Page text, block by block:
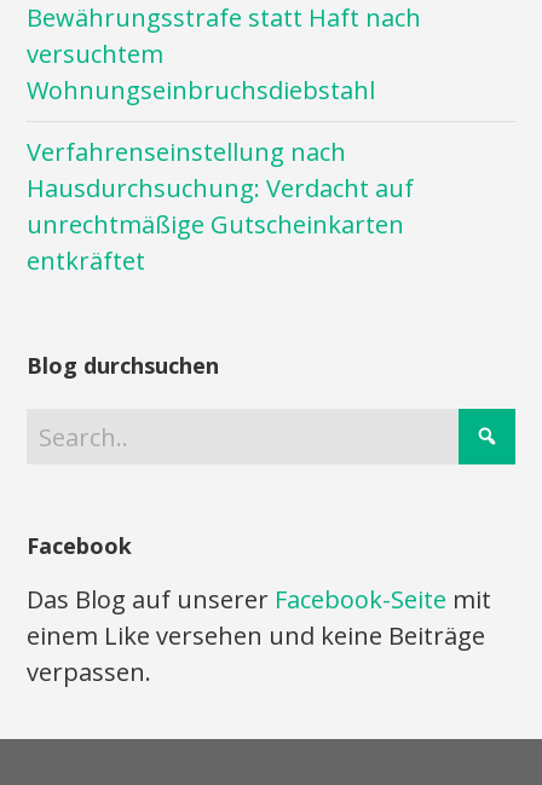
Bewährungsstrafe statt Haft nach
versuchtem
Wohnungseinbruchsdiebstahl
Verfahrenseinstellung nach
Hausdurchsuchung: Verdacht auf
unrechtmäßige Gutscheinkarten
entkräftet
Blog durchsuchen
Facebook
Das Blog auf unserer Facebook-Seite mit
einem Like versehen und keine Beiträge
verpassen.